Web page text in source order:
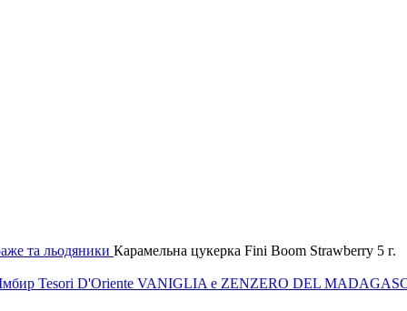
та льодяники Карамельна цукерка Fini Boom Strawberry 5 г.
Імбир Tesori D'Oriente VANIGLIA e ZENZERO DEL